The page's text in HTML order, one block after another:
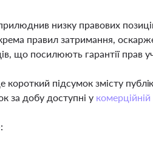
низку правових
правил затримання,
що посилюють гарантії прав
підсумок змісту
за добу доступні у